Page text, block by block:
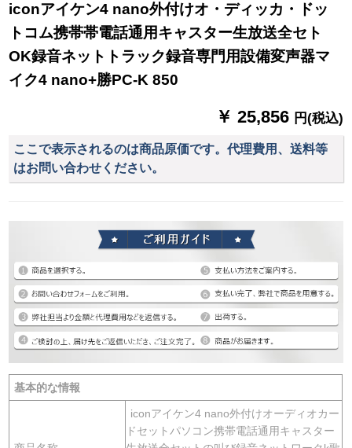
iconアイケン4 nano外付けオ・ディッカ・ドッ
トコム携帯帯電話通用キャスター生放送全セト
OK録音ネットトラック録音専門用設備変声器マ
イク4 nano+勝PC-K 850
￥ 25,856 円(税込)
ここで表示されるのは商品原価です。代理費用、送料等
はお問い合わせください。
基本的な情報
iconアイケン4 nano外付けオーディオカー
ドセットパソコン携帯電話通用キャスター